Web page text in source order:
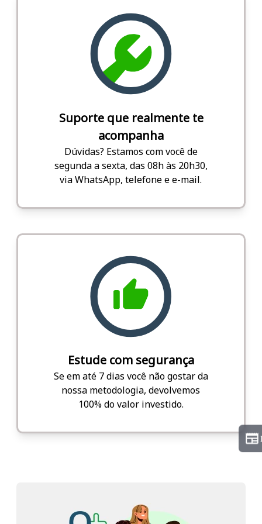
Suporte que realmente te
acompanha
Dúvidas? Estamos com você de
segunda a sexta, das 08h às 20h30,
via WhatsApp, telefone e e-mail.
Estude com segurança
Se em até 7 dias você não gostar da
nossa metodologia, devolvemos
100% do valor investido.